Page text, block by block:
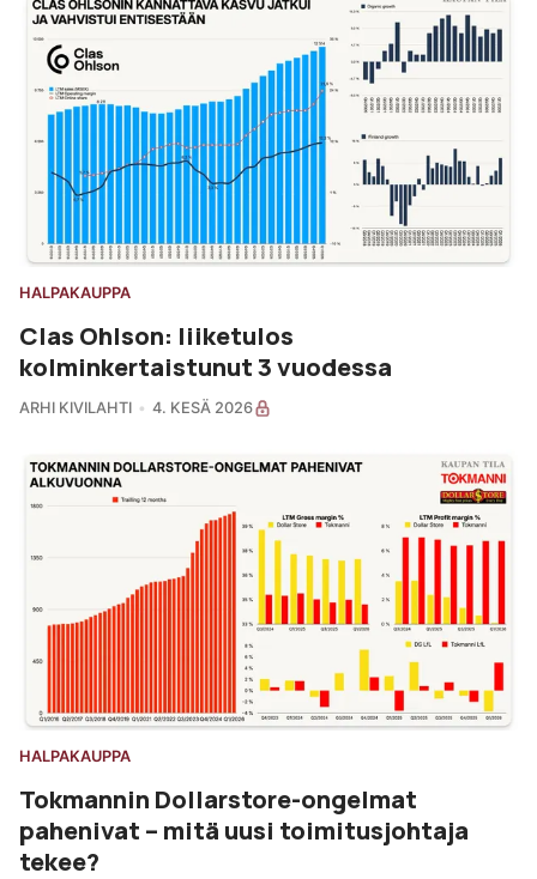
HALPAKAUPPA
Clas Ohlson: liiketulos
kolminkertaistunut 3 vuodessa
ARHI KIVILAHTI 4. KESÄ 2026
HALPAKAUPPA
Tokmannin Dollarstore-ongelmat
pahenivat – mitä uusi toimitusjohtaja
tekee?